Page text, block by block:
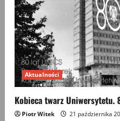
Edukacja
Aktualności
Kobieca twarz Uniwersytetu.
Piotr Witek 21 października